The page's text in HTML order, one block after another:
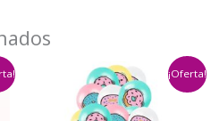
¡Oferta!